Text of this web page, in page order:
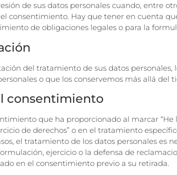
de sus datos personales cuando, entre
consentimiento. Hay que tener en cuenta
de obligaciones legales o para la
del tratamiento de sus datos
o que los conservemos más allá del
consentimiento
que ha proporcionado al marcar
de derechos” o en el tratamiento
el tratamiento de los datos personales
ejercicio o la defensa de
en el consentimiento previo a su retirada.